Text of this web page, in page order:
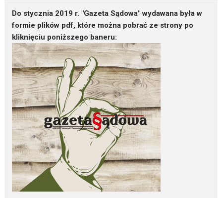
Do stycznia 2019 r. "Gazeta Sądowa" wydawana była w
formie plików pdf, które można pobrać ze strony po
kliknięciu poniższego baneru: